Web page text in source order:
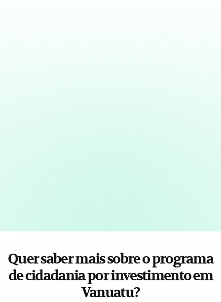
Quer saber mais sobre o programa
de cidadania por investimento em
Vanuatu?